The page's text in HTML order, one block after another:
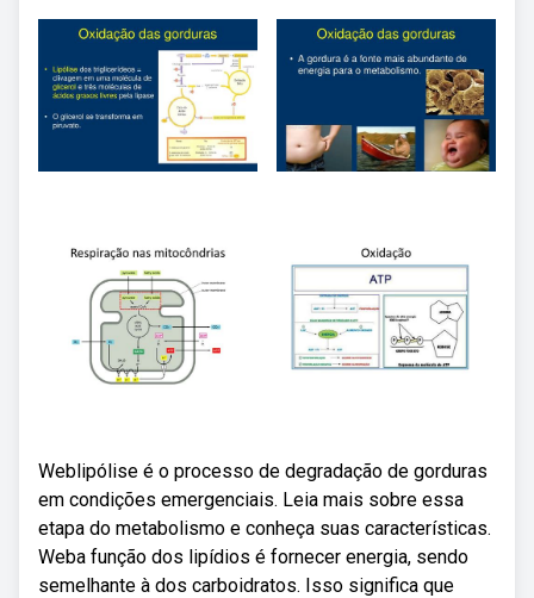
Weblipólise é o processo de degradação de gorduras
em condições emergenciais. Leia mais sobre essa
etapa do metabolismo e conheça suas características.
Weba função dos lipídios é fornecer energia, sendo
semelhante à dos carboidratos. Isso significa que